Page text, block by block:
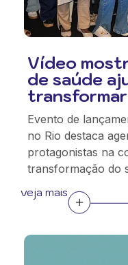
Vídeo
de saúde
Evento de
no Rio destaca
protagonistas na
transformação do
veja mais